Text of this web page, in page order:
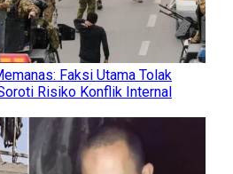
Faksi Utama Tolak
Risiko Konflik Internal